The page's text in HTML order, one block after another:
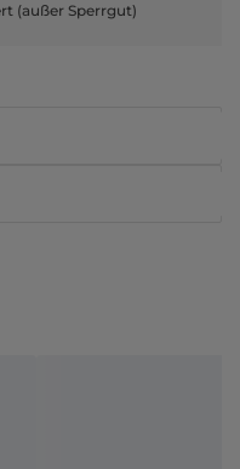
(außer Sperrgut)